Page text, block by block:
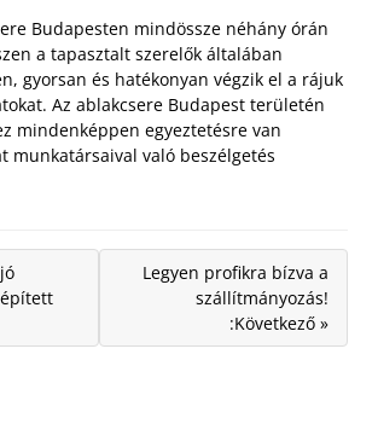
Budapesten mindössze néhány órán
a tapasztalt szerelők általában
gyorsan és hatékonyan végzik el a rájuk
Az ablakcsere Budapest területén
mindenképpen egyeztetésre van
munkatársaival való beszélgetés
Legyen profikra bízva a
szállítmányozás!
:Következő »